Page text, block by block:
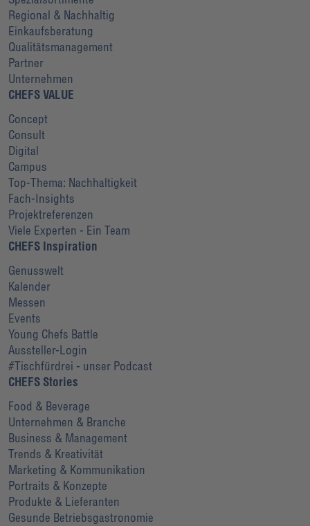
Regional & Nachhaltig
Einkaufsberatung
Qualitätsmanagement
Partner
Unternehmen
CHEFS VALUE
Concept
Consult
Digital
Campus
Top-Thema: Nachhaltigkeit
Fach-Insights
Projektreferenzen
Viele Experten - Ein Team
CHEFS Inspiration
Genusswelt
Kalender
Messen
Events
Young Chefs Battle
Aussteller-Login
#Tischfürdrei - unser Podcast
CHEFS Stories
Food & Beverage
Unternehmen & Branche
Business & Management
Trends & Kreativität
Marketing & Kommunikation
Portraits & Konzepte
Produkte & Lieferanten
Gesunde Betriebsgastronomie